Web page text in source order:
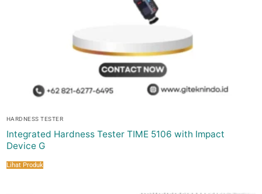
HARDNESS TESTER
Integrated Hardness Tester TIME 5106 with Impact
Device G
Lihat Produk